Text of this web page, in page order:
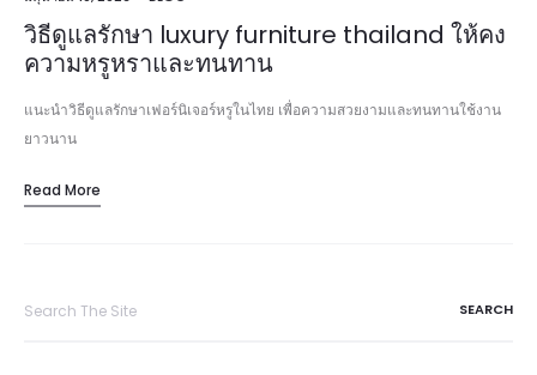
วิธีดูแลรักษา luxury furniture thailand ให้คง
ความหรูหราและทนทาน
แนะนำวิธีดูแลรักษาเฟอร์นิเจอร์หรูในไทย เพื่อความสวยงามและทนทานใช้งาน
ยาวนาน
Read More